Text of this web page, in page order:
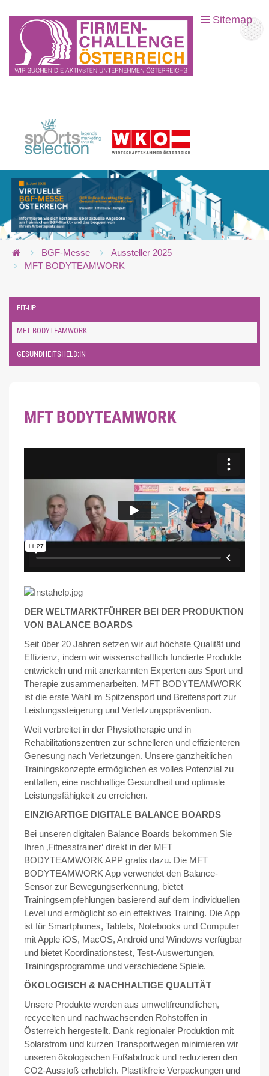
Sitemap
BGF-Messe
Aussteller 2025
MFT BODYTEAMWORK
FIT-UP
MFT BODYTEAMWORK
GESUNDHEITSHELD:IN
MFT BODYTEAMWORK
DER WELTMARKTFÜHRER BEI DER PRODUKTION
VON BALANCE BOARDS
Seit über 20 Jahren setzen wir auf höchste Qualität und
Effizienz, indem wir wissenschaftlich fundierte Produkte
entwickeln und mit anerkannten Experten aus Sport und
Therapie zusammenarbeiten. MFT BODYTEAMWORK
ist die erste Wahl im Spitzensport und Breitensport zur
Leistungssteigerung und Verletzungsprävention.
Weit verbreitet in der Physiotherapie und in
Rehabilitationszentren zur schnelleren und effizienteren
Genesung nach Verletzungen. Unsere ganzheitlichen
Trainingskonzepte ermöglichen es volles Potenzial zu
entfalten, eine nachhaltige Gesundheit und optimale
Leistungsfähigkeit zu erreichen.
EINZIGARTIGE DIGITALE BALANCE BOARDS
Bei unseren digitalen Balance Boards bekommen Sie
Ihren ‚Fitnesstrainer‘ direkt in der MFT
BODYTEAMWORK APP gratis dazu. Die MFT
BODYTEAMWORK App verwendet den Balance-
Sensor zur Bewegungserkennung, bietet
Trainingsempfehlungen basierend auf dem individuellen
Level und ermöglicht so ein effektives Training. Die App
ist für Smartphones, Tablets, Notebooks und Computer
mit Apple iOS, MacOS, Android und Windows verfügbar
und bietet Koordinationstest, Test-Auswertungen,
Trainingsprogramme und verschiedene Spiele.
ÖKOLOGISCH & NACHHALTIGE QUALITÄT
Unsere Produkte werden aus umweltfreundlichen,
recycelten und nachwachsenden Rohstoffen in
Österreich hergestellt. Dank regionaler Produktion mit
Solarstrom und kurzen Transportwegen minimieren wir
unseren ökologischen Fußabdruck und reduzieren den
CO2-Ausstoß erheblich. Plastikfreie Verpackungen und